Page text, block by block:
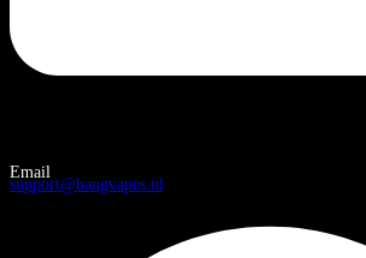
Email
support@bangvapes.nl